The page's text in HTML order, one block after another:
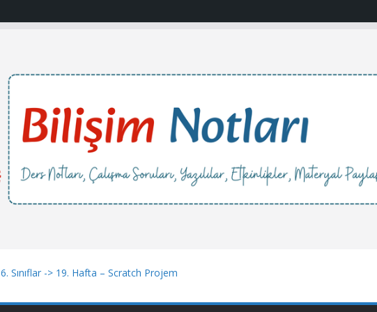
6. Sınıflar -> 19. Hafta – Scratch Projem
Yapay Zeka Uygulamaları ->20. Hafta – Ben Ne Dersem O!